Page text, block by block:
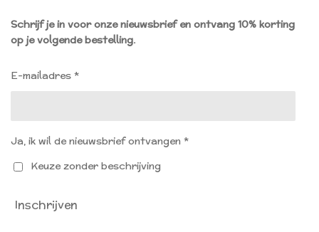
b
t
a
Schrijf je in voor onze nieuwsbrief en ontvang 10% korting
op je volgende bestelling.
E-mailadres *
Ja, ik wil de nieuwsbrief ontvangen *
Keuze zonder beschrijving
Inschrijven